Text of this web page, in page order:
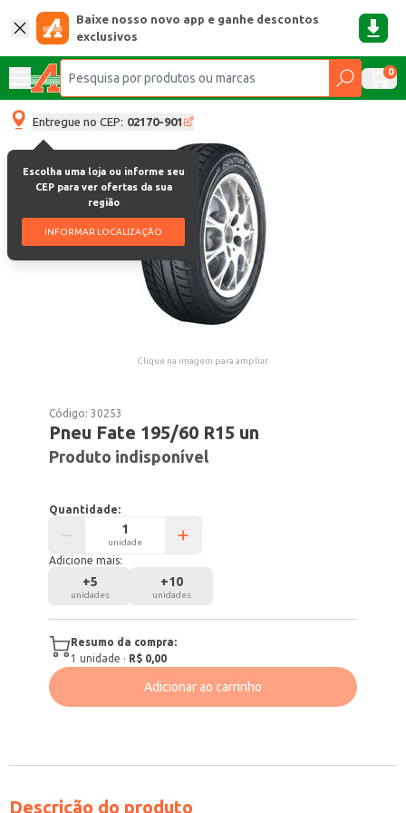
Baixe nosso novo app e ganhe descontos
exclusivos
0
Entregue no CEP: 02170-901
Escolha uma loja ou informe seu
CEP para ver ofertas da sua
região
INFORMAR LOCALIZAÇÃO
Clique na imagem para ampliar.
Código:30253
Pneu Fate 195/60 R15 un
Produto indisponível
Quantidade:
unidade
Adicione mais:
+5
unidades
+10
unidades
Resumo da compra:
1 unidade · R$ 0,00
Adicionar ao carrinho
Descrição do produto